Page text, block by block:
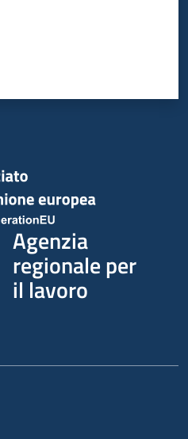
Agenzia
regionale per
il lavoro